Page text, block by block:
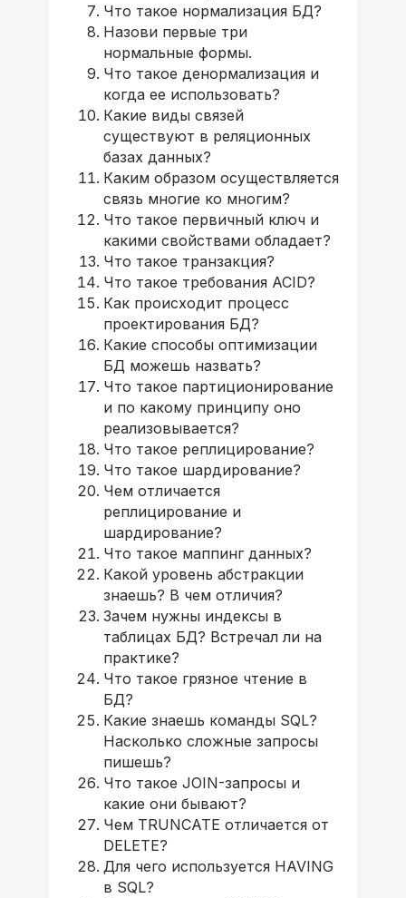
Что такое нормализация БД?
Назови первые три
нормальные формы.
Что такое денормализация и
когда ее использовать?
Какие виды связей
существуют в реляционных
базах данных?
Каким образом осуществляется
связь многие ко многим?
Что такое первичный ключ и
какими свойствами обладает?
Что такое транзакция?
Что такое требования ACID?
Как происходит процесс
проектирования БД?
Какие способы оптимизации
БД можешь назвать?
Что такое партиционирование
и по какому принципу оно
реализовывается?
Что такое реплицирование?
Что такое шардирование?
Чем отличается
реплицирование и
шардирование?
Что такое маппинг данных?
Какой уровень абстракции
знаешь? В чем отличия?
Зачем нужны индексы в
таблицах БД? Встречал ли на
практике?
Что такое грязное чтение в
БД?
Какие знаешь команды SQL?
Насколько сложные запросы
пишешь?
Что такое JOIN-запросы и
какие они бывают?
Чем TRUNCATE отличается от
DELETE?
Для чего используется HAVING
в SQL?